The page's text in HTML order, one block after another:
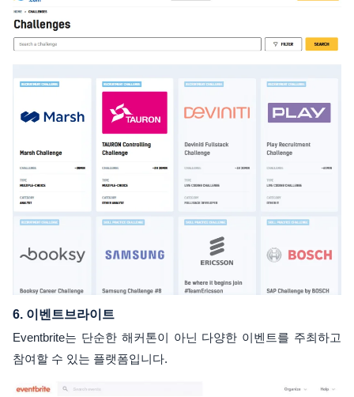
6. 이벤트브라이트
Eventbrite는 단순한 해커톤이 아닌 다양한 이벤트를 주최하고
참여할 수 있는 플랫폼입니다.